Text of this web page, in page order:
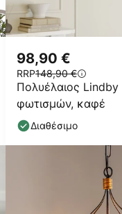
Πολυέλαιος Lindby
φωτισμών, καφέ
98,90 €
RRP148,90 €
Διαθέσιμο